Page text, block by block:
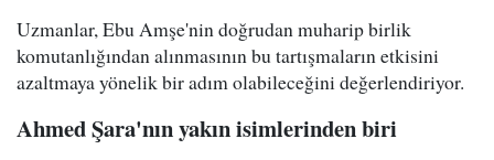
Uzmanlar, Ebu Amşe'nin doğrudan muharip birlik
komutanlığından alınmasının bu tartışmaların etkisini
azaltmaya yönelik bir adım olabileceğini değerlendiriyor.
Ahmed Şara'nın yakın isimlerinden biri